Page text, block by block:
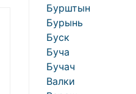
Бурштын
Бурынь
Буск
Буча
Бучач
Валки